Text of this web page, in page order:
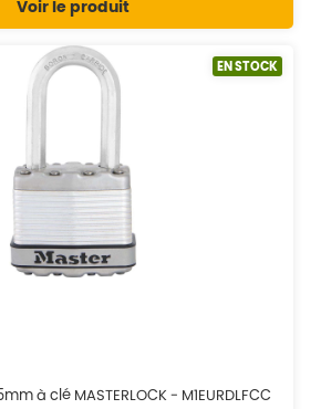
Voir le produit
EN STOCK
à clé MASTERLOCK - M1EURDLFCC